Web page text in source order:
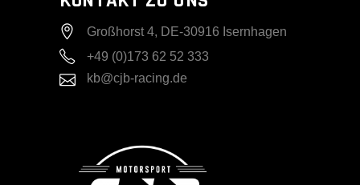
Großhorst 4, DE-30916 Isernhagen
+49 (0)173 62 52 333
kb@cjb-racing.de